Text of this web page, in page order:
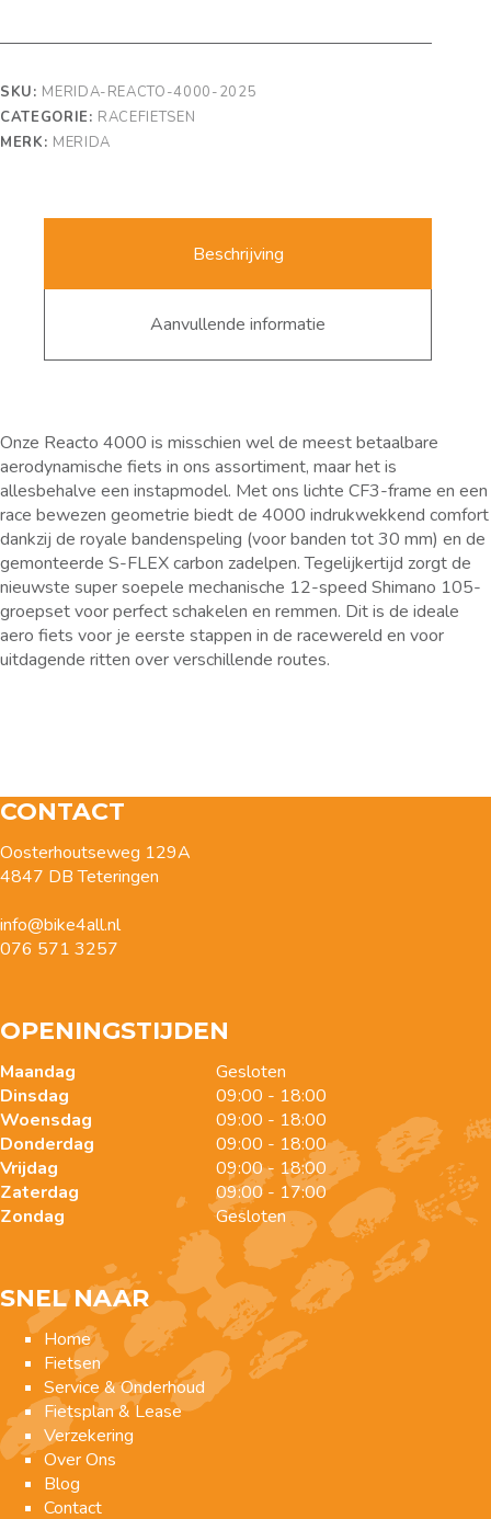
SKU: MERIDA-REACTO-4000-2025
CATEGORIE: RACEFIETSEN
MERK: MERIDA
Beschrijving
Aanvullende informatie
Onze Reacto 4000 is misschien wel de meest betaalbare
aerodynamische fiets in ons assortiment, maar het is
allesbehalve een instapmodel. Met ons lichte CF3-frame en een
race bewezen geometrie biedt de 4000 indrukwekkend comfort
dankzij de royale bandenspeling (voor banden tot 30 mm) en de
gemonteerde S-FLEX carbon zadelpen. Tegelijkertijd zorgt de
nieuwste super soepele mechanische 12-speed Shimano 105-
groepset voor perfect schakelen en remmen. Dit is de ideale
aero fiets voor je eerste stappen in de racewereld en voor
uitdagende ritten over verschillende routes.
CONTACT
Oosterhoutseweg 129A
4847 DB Teteringen
info@bike4all.nl
076 571 3257
OPENINGSTIJDEN
Maandag
Dinsdag
Woensdag
Donderdag
Vrijdag
Zaterdag
Zondag
Gesloten
09:00 - 18:00
09:00 - 18:00
09:00 - 18:00
09:00 - 18:00
09:00 - 17:00
Gesloten
SNEL NAAR
Home
Fietsen
Service & Onderhoud
Fietsplan & Lease
Verzekering
Over Ons
Blog
Contact